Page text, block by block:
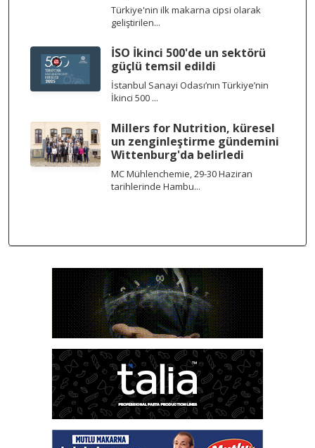
Türkiye'nin ilk makarna cipsi olarak
geliştirilen...
İSO İkinci 500'de un sektörü
güçlü temsil edildi
İstanbul Sanayi Odası’nın Türkiye’nin
İkinci 500 ...
Millers for Nutrition, küresel
un zenginleştirme gündemini
Wittenburg'da belirledi
MC Mühlenchemie, 29-30 Haziran
tarihlerinde Hambu...